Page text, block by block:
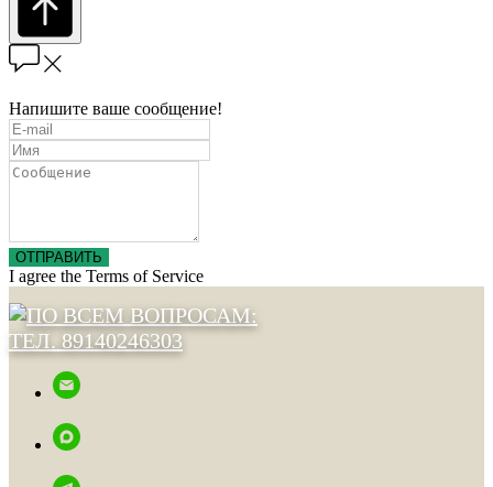
Напишите ваше сообщение!
ОТПРАВИТЬ
I agree the Terms of Service